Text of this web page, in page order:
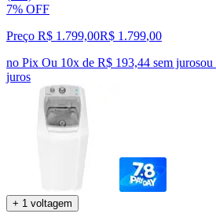
7% OFF
Preço R$ 1.799,00R$ 1.799,00
no Pix Ou 10x de R$ 193,44 sem jurosou
juros
+ 1 voltagem